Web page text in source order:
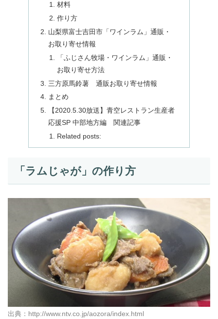
材料
作り方
山梨県富士吉田市「ワインラム」通販・
お取り寄せ情報
「ふじさん牧場・ワインラム」通販・
お取り寄せ方法
三方原馬鈴薯 通販お取り寄せ情報
まとめ
【2020.5.30放送】青空レストラン生産者
応援SP 中部地方編 関連記事
Related posts:
「ラムじゃが」の作り方
出典：http://www.ntv.co.jp/aozora/index.html